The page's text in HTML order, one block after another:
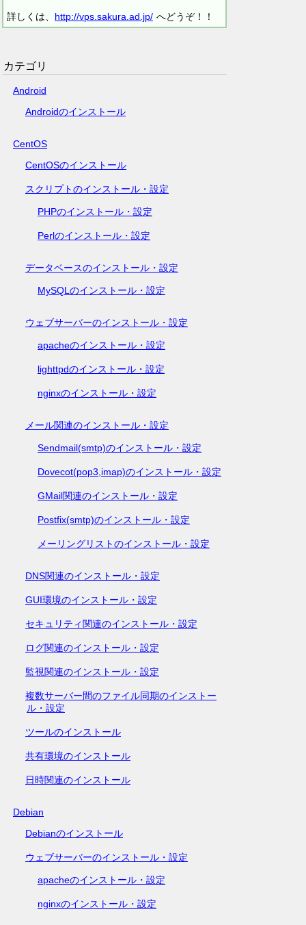
詳しくは、 http://vps.sakura.ad.jp/ へどうぞ！！
カテゴリ
Android
Androidのインストール
CentOS
CentOSのインストール
スクリプトのインストール・設定
PHPのインストール・設定
Perlのインストール・設定
データベースのインストール・設定
MySQLのインストール・設定
ウェブサーバーのインストール・設定
apacheのインストール・設定
lighttpdのインストール・設定
nginxのインストール・設定
メール関連のインストール・設定
Sendmail(smtp)のインストール・設定
Dovecot(pop3,imap)のインストール・設定
GMail関連のインストール・設定
Postfix(smtp)のインストール・設定
メーリングリストのインストール・設定
DNS関連のインストール・設定
GUI環境のインストール・設定
セキュリティ関連のインストール・設定
ログ関連のインストール・設定
監視関連のインストール・設定
複数サーバー間のファイル同期のインストー
ル・設定
ツールのインストール
共有環境のインストール
日時関連のインストール
Debian
Debianのインストール
ウェブサーバーのインストール・設定
apacheのインストール・設定
nginxのインストール・設定